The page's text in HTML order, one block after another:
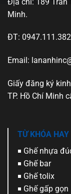
chọn
trên
sản
Minh.
ĐT:
Email:
Giấy đăng ký
TP. Hồ Chí Minh
TỪ KHÓA
Ghế nhựa
Ghế bar
Ghế tolix
Ghế gấp gọn